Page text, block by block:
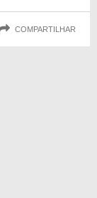
COMPARTILHAR